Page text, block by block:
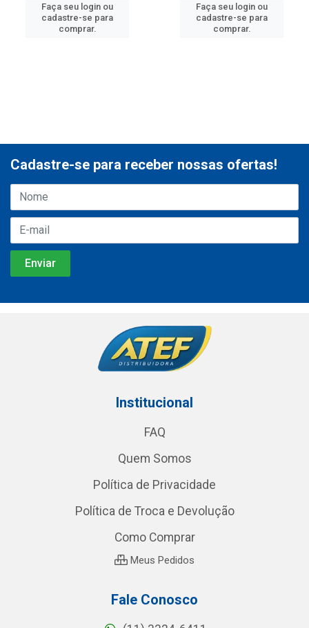
Faça seu login ou
cadastre-se para
comprar.
Faça seu login ou
cadastre-se para
comprar.
Cadastre-se para receber nossas ofertas!
Institucional
FAQ
Quem Somos
Política de Privacidade
Política de Troca e Devolução
Como Comprar
Meus Pedidos
Fale Conosco